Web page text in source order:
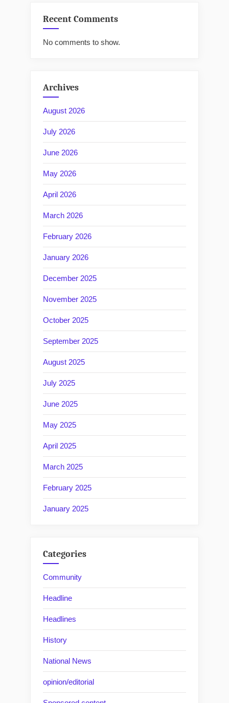
Recent Comments
No comments to show.
Archives
August 2026
July 2026
June 2026
May 2026
April 2026
March 2026
February 2026
January 2026
December 2025
November 2025
October 2025
September 2025
August 2025
July 2025
June 2025
May 2025
April 2025
March 2025
February 2025
January 2025
Categories
Community
Headline
Headlines
History
National News
opinion/editorial